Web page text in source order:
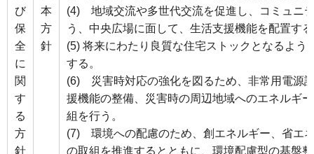
び
保
全
に
関
す
る
方
針
本
方
針
(4) 地域交流や多世代交流を促進し、コミュニ
う、中央広場に面して、生活支援機能を配置す
(5) 将来にわたり良質な住宅ストックとなるよう
する。
(6) 災害時対応の強化を図るため、非常用電源
援機能の整備、災害時の周辺地域へのエネルギ
組を行う。
(7) 環境への配慮のため、創エネルギー、省エ
の取組を推進するとともに、環境配慮型の基盤